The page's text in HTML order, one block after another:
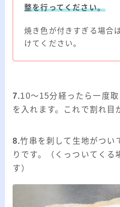
整を行ってください。
焼き色が付きすぎる場合
けてください。
7.10～15分経ったら一度
を入れます。これで割れ目
8.竹串を刺して生地がつい
りです。（くっついてくる
す）